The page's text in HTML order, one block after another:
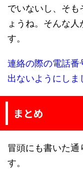
でいないし、そも
ょうね。そんな
す。
連絡の際の電話番
出ないようにしま
まとめ
冒頭にも書いた
す。